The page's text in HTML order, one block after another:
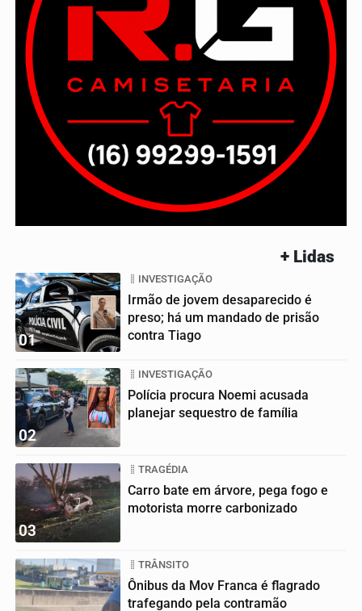
+ Lidas
01
INVESTIGAÇÃO
Irmão de jovem desaparecido é
preso; há um mandado de prisão
contra Tiago
02
INVESTIGAÇÃO
Polícia procura Noemi acusada
planejar sequestro de família
03
TRAGÉDIA
Carro bate em árvore, pega fogo e
motorista morre carbonizado
TRÂNSITO
Ônibus da Mov Franca é flagrado
trafegando pela contramão